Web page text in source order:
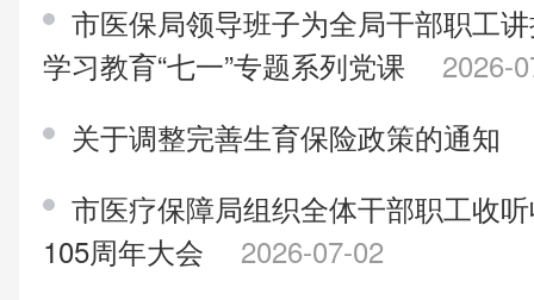
市医保局领导班子为全局干部职工
学习教育“七一”专题系列党课
2026-
关于调整完善生育保险政策的通知
市医疗保障局组织全体干部职工收
105周年大会
2026-07-02